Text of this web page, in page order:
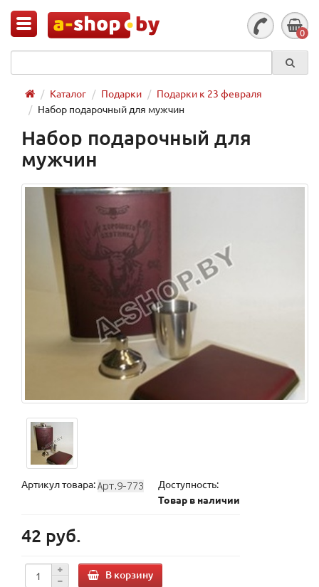
0
Каталог Подарки
Подарки к 23 февраля
Набор подарочный для мужчин
Набор подарочный для
мужчин
Артикул товара:
Доступность:
Товар в наличии
42 руб.
В корзину